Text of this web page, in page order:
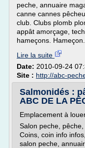
peche, annuaire
canne cannes
club. Clubs plomb
appât amorçage,
hameçons. Hameçon...
Lire la suite
Date: 2010-09-24
Site : http://abc-
Salmonidés :
ABC DE LA
Emplacement à
Salon peche,
Coins, coin info
salon peche,